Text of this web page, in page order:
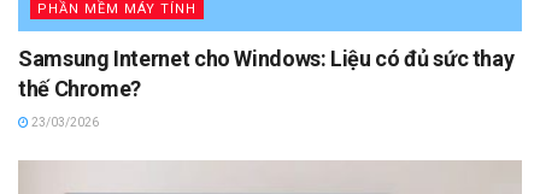
PHẦN MỀM MÁY TÍNH
Samsung Internet cho Windows: Liệu có đủ sức thay
thế Chrome?
23/03/2026